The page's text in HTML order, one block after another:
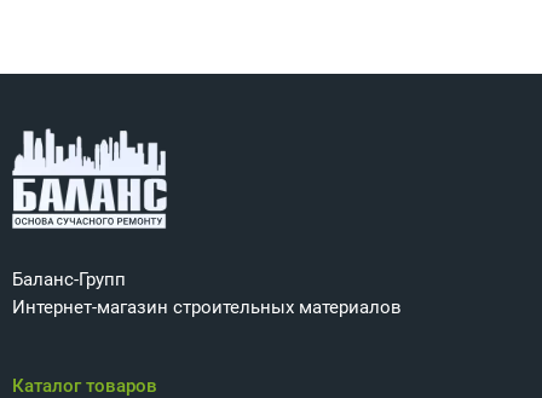
Баланс-Групп
Интернет-магазин строительных материалов
Каталог товаров